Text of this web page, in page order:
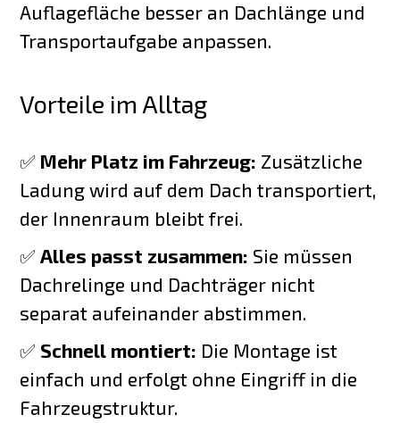
Auflagefläche besser an Dachlänge und
Transportaufgabe anpassen.
Vorteile im Alltag
✅ Mehr Platz im Fahrzeug: Zusätzliche
Ladung wird auf dem Dach transportiert,
der Innenraum bleibt frei.
✅Alles passt zusammen: Sie müssen
Dachrelinge und Dachträger nicht
separat aufeinander abstimmen.
✅ Schnell montiert: Die Montage ist
einfach und erfolgt ohne Eingriff in die
Fahrzeugstruktur.